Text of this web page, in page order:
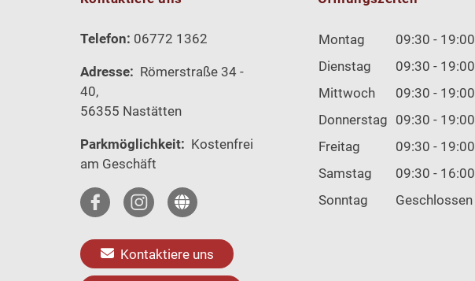
Telefon: 06772 1362
Adresse: Römerstraße 34 -
40,
56355 Nastätten
Parkmöglichkeit: Kostenfrei
am Geschäft
Kontaktiere uns
Montag
09:30 - 19:00
Dienstag
09:30 - 19:00
Mittwoch
09:30 - 19:00
Donnerstag 09:30 - 19:00
Freitag
09:30 - 19:00
Samstag
09:30 - 16:00
Sonntag
Geschlossen